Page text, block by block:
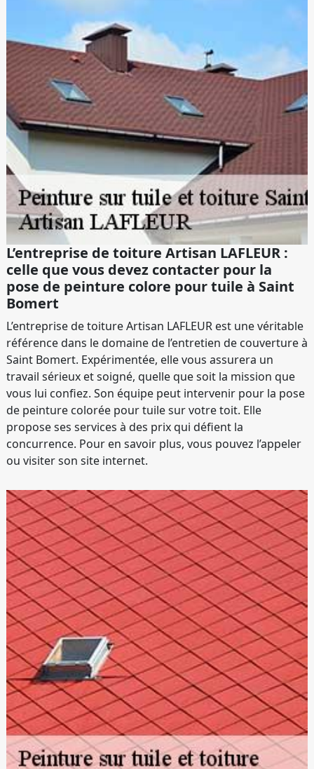
L’entreprise de toiture Artisan LAFLEUR :
celle que vous devez contacter pour la
pose de peinture colore pour tuile à Saint
Bomert
L’entreprise de toiture Artisan LAFLEUR est une véritable
référence dans le domaine de l’entretien de couverture à
Saint Bomert. Expérimentée, elle vous assurera un
travail sérieux et soigné, quelle que soit la mission que
vous lui confiez. Son équipe peut intervenir pour la pose
de peinture colorée pour tuile sur votre toit. Elle
propose ses services à des prix qui défient la
concurrence. Pour en savoir plus, vous pouvez l’appeler
ou visiter son site internet.